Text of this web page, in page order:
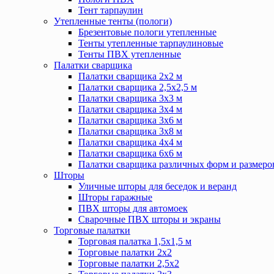
Тент тарпаулин
Утепленные тенты (пологи)
Брезентовые пологи утепленные
Тенты утепленные тарпаулиновые
Тенты ПВХ утепленные
Палатки сварщика
Палатки сварщика 2х2 м
Палатки сварщика 2,5х2,5 м
Палатки сварщика 3х3 м
Палатки сварщика 3х4 м
Палатки сварщика 3х6 м
Палатки сварщика 3х8 м
Палатки сварщика 4х4 м
Палатки сварщика 6х6 м
Палатки сварщика различных форм и
Шторы
Уличные шторы для беседок и веранд
Шторы гаражные
ПВХ шторы для автомоек
Сварочные ПВХ шторы и экраны
Торговые палатки
Торговая палатка 1,5х1,5 м
Торговые палатки 2х2
Торговые палатки 2,5х2